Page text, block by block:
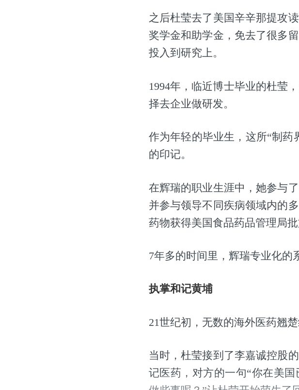
之后杜莹去了美国辛辛那提攻
奖学金和助学金，免去了很多
投入到研究上。
1994年，临近博士毕业的杜莹
择去企业做研发。
作为年轻的毕业生，这所“制药
的印记。
在辉瑞的职业生涯中，她参与
并参与领导不同疾病领域内的
药物获得美国食品药品管理局批
7年多的时间里，辉瑞专业化的
执掌和记黄埔
21世纪初，无数的海外医药翘
当时，杜莹接到了李嘉诚控股
记医药，对方的一句“你在美